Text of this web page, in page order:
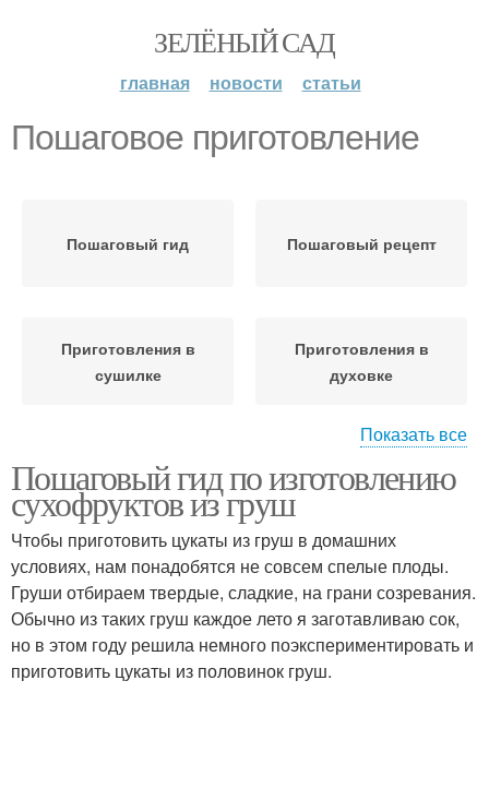
ЗЕЛЁНЫЙ САД
главная новости статьи
Пошаговое приготовление
Пошаговый гид Пошаговый рецепт
Приготовления в
сушилке
Приготовления в
духовке
Приготовления на
воздухе
стерилизации
Пошаговые рецепты
Показать все
Пошаговый гид по изготовлению
сухофруктов из груш
Чтобы приготовить цукаты из груш в домашних
условиях, нам понадобятся не совсем спелые плоды.
Груши отбираем твердые, сладкие, на грани созревания.
Обычно из таких груш каждое лето я заготавливаю сок,
но в этом году решила немного поэкспериментировать и
приготовить цукаты из половинок груш.